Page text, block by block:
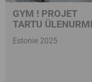
GYM ! PROJET
TARTU
Estonie 2025